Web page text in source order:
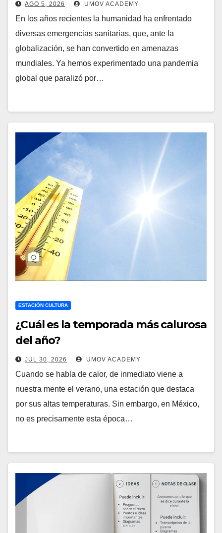
AGO 5, 2026 UMOV ACADEMY
En los años recientes la humanidad ha enfrentado
diversas emergencias sanitarias, que, ante la
globalización, se han convertido en amenazas
mundiales. Ya hemos experimentado una pandemia
global que paralizó por…
ESTACIÓN CULTURA
¿Cuál es la temporada más calurosa
del año?
JUL 30, 2026 UMOV ACADEMY
Cuando se habla de calor, de inmediato viene a
nuestra mente el verano, una estación que destaca
por sus altas temperaturas. Sin embargo, en México,
no es precisamente esta época…